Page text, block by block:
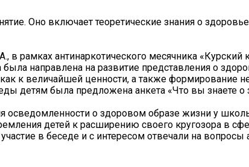
Оно включает теоретические знания о
в рамках антинаркотического месячника «Курский
направлена на развитие представления о
к величайшей ценности, а также формирование
детям была предложена анкета «Что вы знаете о
осведомленности о здоровом образе жизни у
детей к расширению своего кругозора в
в беседе и с интересом отвечали на вопросы